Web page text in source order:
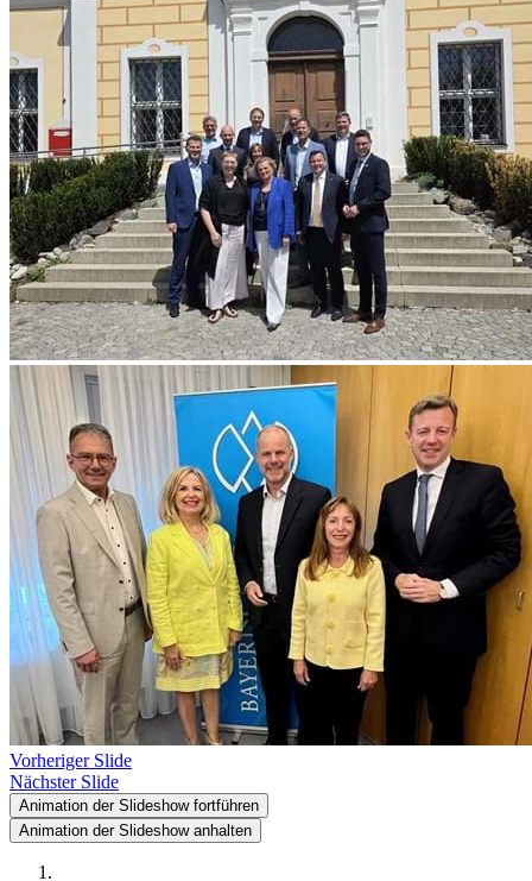
Vorheriger Slide
Nächster Slide
Animation der Slideshow fortführen
Animation der Slideshow anhalten